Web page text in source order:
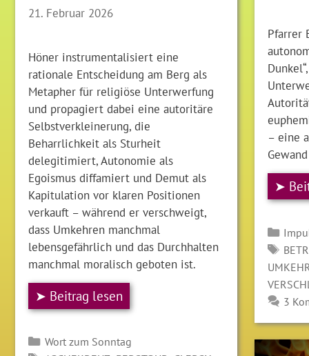
21. Februar 2026
Höner instrumentalisiert eine
rationale Entscheidung am Berg als
Metapher für religiöse Unterwerfung
und propagiert dabei eine autoritäre
Selbstverkleinerung, die
Beharrlichkeit als Sturheit
delegitimiert, Autonomie als
Egoismus diffamiert und Demut als
Kapitulation vor klaren Positionen
verkauft – während er verschweigt,
dass Umkehren manchmal
lebensgefährlich und das Durchhalten
manchmal moralisch geboten ist.
➤ Beitrag lesen
Kategorien
Wort zum Sonntag
Pfarrer
– eine
➤
UMKEHR
3